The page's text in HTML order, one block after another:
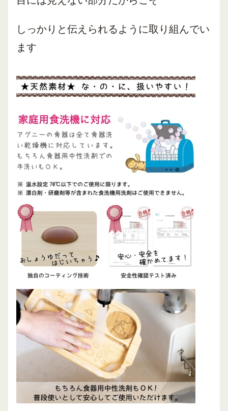
しっかりと伝えられるように取り組んでい
ます